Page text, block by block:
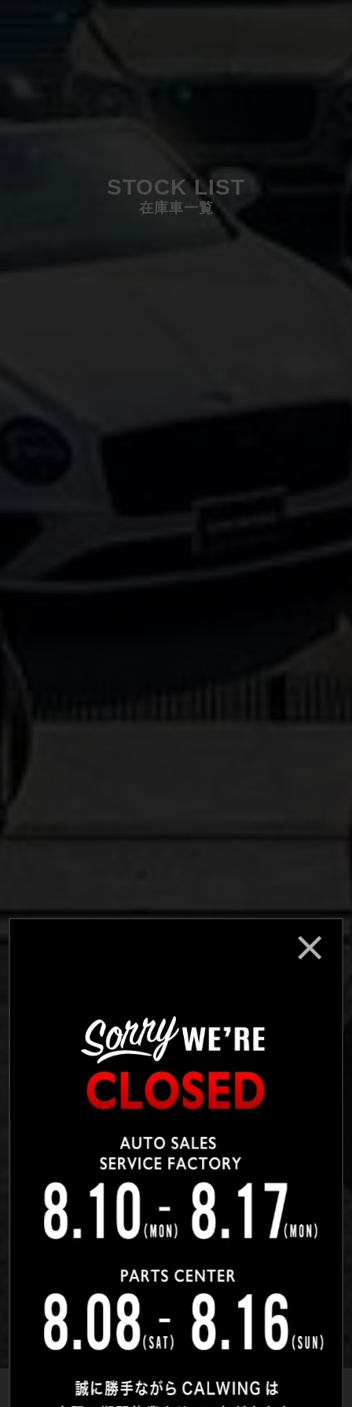
STOCK LIST
在庫車一覧